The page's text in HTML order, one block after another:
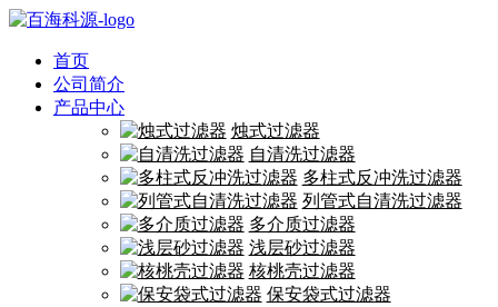
首页
公司简介
产品中心
烛式过滤器
自清洗过滤器
多柱式反冲洗过滤器
列管式自清洗过滤器
多介质过滤器
浅层砂过滤器
核桃壳过滤器
保安袋式过滤器